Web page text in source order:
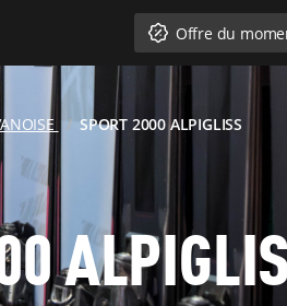
Offre du
SPORT 2000 ALPIGLISS